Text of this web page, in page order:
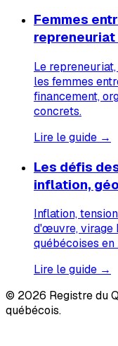
Femmes
repreneuriat
Le
les femmes
financement,
concrets.
Lire le guide →
Les défis
inflation,
Inflation,
d'œuvre, virage
québécoises
Lire le guide →
© 2026 Registre du
québécois.